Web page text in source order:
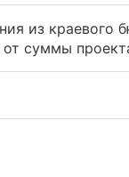
из краевого
суммы